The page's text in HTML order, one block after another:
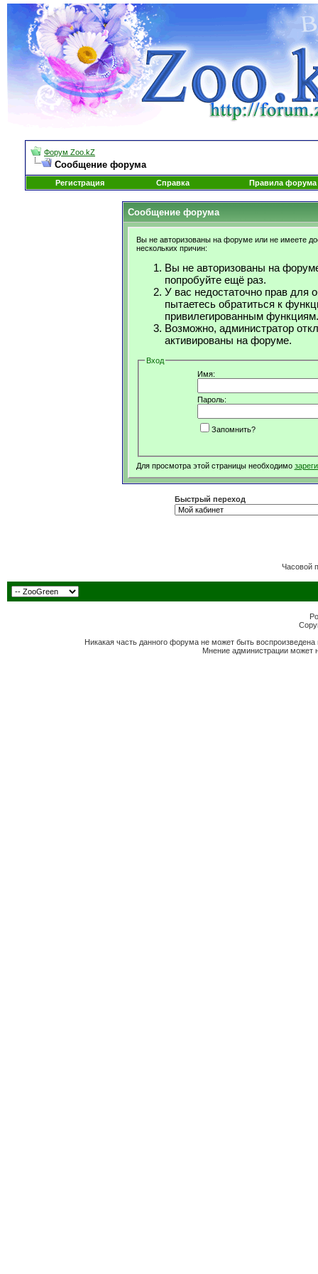
Форум Zoo.kZ
Сообщение форума
Регистрация Справка Правила форума
Сообщение форума
Вы не авторизованы на форуме или не имеете
нескольких причин:
Вы не авторизованы на
попробуйте ещё раз.
У вас недостаточно прав для
пытаетесь обратиться к
привилегированным функциям.
Возможно, администратор
активированы на форуме.
Вход
Имя:
Пароль:
Запомнить?
Для просмотра этой страницы необходимо
Быстрый переход
Часовой
Никакая часть данного форума не может быть
Мнение администрации может